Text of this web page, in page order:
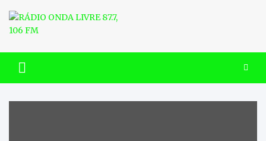
content
RÁDIO ONDA LIVRE 87.7, 106
FM